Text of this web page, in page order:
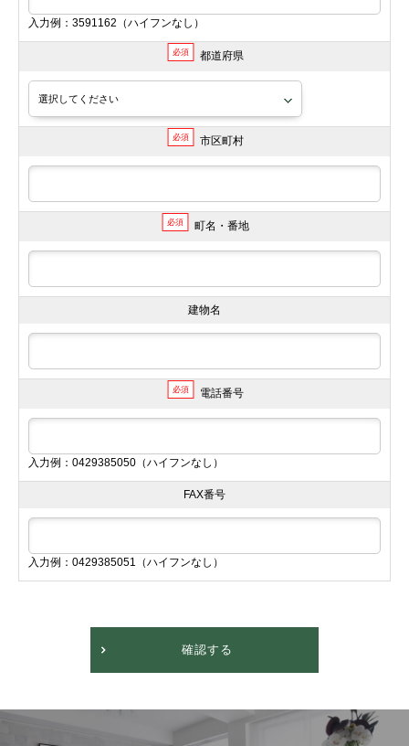
入力例：3591162（ハイフンなし）
必須 都道府県
必須 市区町村
必須 町名・番地
建物名
必須 電話番号
入力例：0429385050（ハイフンなし）
FAX番号
入力例：0429385051（ハイフンなし）
確認する